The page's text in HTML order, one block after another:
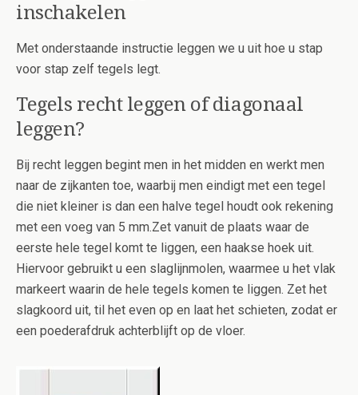
inschakelen
Met onderstaande instructie leggen we u uit hoe u stap
voor stap zelf tegels legt.
Tegels recht leggen of diagonaal
leggen?
Bij recht leggen begint men in het midden en werkt men
naar de zijkanten toe, waarbij men eindigt met een tegel
die niet kleiner is dan een halve tegel houdt ook rekening
met een voeg van 5 mm.Zet vanuit de plaats waar de
eerste hele tegel komt te liggen, een haakse hoek uit.
Hiervoor gebruikt u een slaglijnmolen, waarmee u het vlak
markeert waarin de hele tegels komen te liggen. Zet het
slagkoord uit, til het even op en laat het schieten, zodat er
een poederafdruk achterblijft op de vloer.